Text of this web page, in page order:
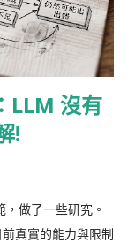
clubs are
I know that
塊對這門藝術而
heart 但那都不是
diamonds 他或許
或許會放下黑桃
憶逐...
LLM 沒有
!
做了一些研究。
真實的能力與限制